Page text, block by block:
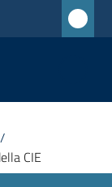
/
CIE